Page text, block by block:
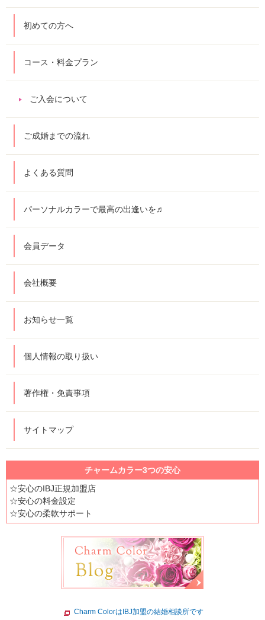
初めての方へ
コース・料金プラン
ご入会について
ご成婚までの流れ
よくある質問
パーソナルカラーで最高の出逢いを♬
会員データ
会社概要
お知らせ一覧
個人情報の取り扱い
著作権・免責事項
サイトマップ
チャームカラー3つの安心
☆安心のIBJ正規加盟店
☆安心の料金設定
☆安心の柔軟サポート
Charm ColorはIBJ加盟の結婚相談所です